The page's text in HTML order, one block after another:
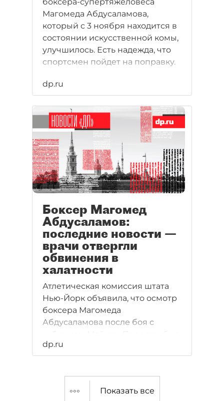
Магомеда Абдусаламова,
который с 3 ноября находится в
состоянии искусственной комы,
улучшилось. Есть надежда, что
спортсмен пойдет на поправку.
dp.ru
Боксер Магомед
Абдусаламов:
последние новости —
врачи отвергли
обвинения в
халатности
Атлетическая комиссия штата
Нью-Йорк объявила, что осмотр
боксера Магомеда
Абдусаламова после боя с
проведен по всем правилам.
Спортсмена осматривали
не жаловался. Тем не менее, 32-
летний Абдусаламов уже
dp.ru
Показать все